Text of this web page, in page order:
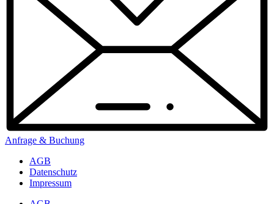
Anfrage & Buchung
AGB
Datenschutz
Impressum